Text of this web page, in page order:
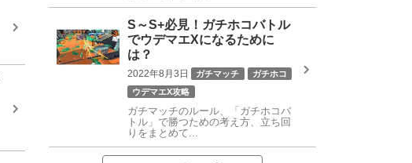
S～S+必見！ガチホコバトル
でウデマエXになるために
は？
2022年8月3日 ガチマッチ
ガチホコ
ウデマエX攻略
ガチマッチのルール、「ガチホコバ
トル」で勝つための考え方、立ち回
りをまとめて...